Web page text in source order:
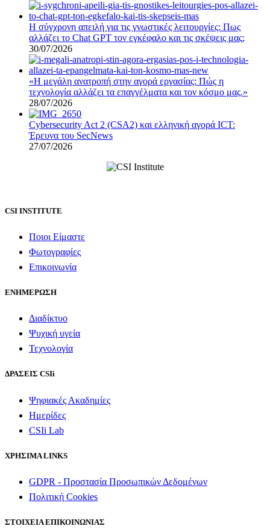
Η σύγχρονη απειλή για τις γνωστικές λειτουργίες: Πως
αλλάζει το Chat GPT τον εγκέφαλο και τις σκέψεις μας;
30/07/2026
«Η μεγάλη ανατροπή στην αγορά εργασίας: Πώς η
τεχνολογία αλλάζει τα επαγγέλματα και τον κόσμο μας.»
28/07/2026
Cybersecurity Act 2 (CSA2) και ελληνική αγορά ICT:
Έρευνα του SecNews
27/07/2026
CSI INSTITUTE
Ποιοι Είμαστε
Φωτογραφίες
Επικοινωνία
ΕΝΗΜΕΡΩΣΗ
Διαδίκτυο
Ψυχική υγεία
Τεχνολογία
ΔΡΑΣΕΙΣ CSIi
Ψηφιακές Ακαδημίες
Ημερίδες
CSIi Lab
ΧΡΗΣΙΜΑ LINKS
GDPR - Προστασία Προσωπικών Δεδομένων
Πολιτική Cookies
ΣΤΟΙΧΕΙΑ ΕΠΙΚΟΙΝΩΝΙΑΣ